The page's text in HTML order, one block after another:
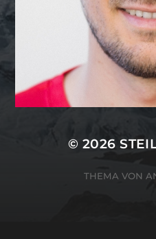
© 2026
THEMA VON